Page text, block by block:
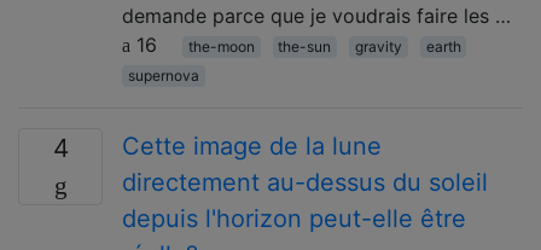
demande parce que je voudrais faire les …
16
the-moon the-sun gravity
earth
supernova
4
Cette image de la lune
directement au-dessus du soleil
depuis l'horizon peut-elle être